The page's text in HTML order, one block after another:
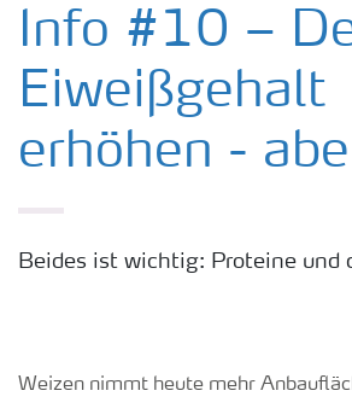
Kulturen
Düngemittel
Tools & Services
Zeit zu wechseln
Info #10 –
Eiweißgehalt
erhöhen -
Beides ist wichtig: Proteine und
Weizen nimmt heute mehr